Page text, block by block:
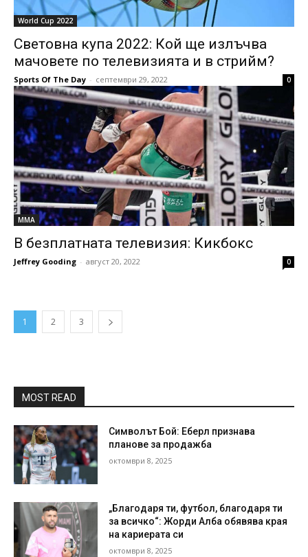
World Cup 2022
Световна купа 2022: Кой ще излъчва
мачовете по телевизията и в стрийм?
Sports Of The Day - септември 29, 2022 0
MMA
В безплатната телевизия: Кикбокс
Jeffrey Gooding - август 20, 2022 0
1 2 3
MOST READ
Символът Бой: Еберл признава
планове за продажба
октомври 8, 2025
„Благодаря ти, футбол, благодаря ти
за всичко“: Жорди Алба обявява края
на кариерата си
октомври 8, 2025